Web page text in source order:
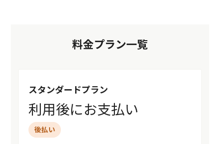
料金プラン一覧
スタンダードプラン
利用後にお支払い
後払い